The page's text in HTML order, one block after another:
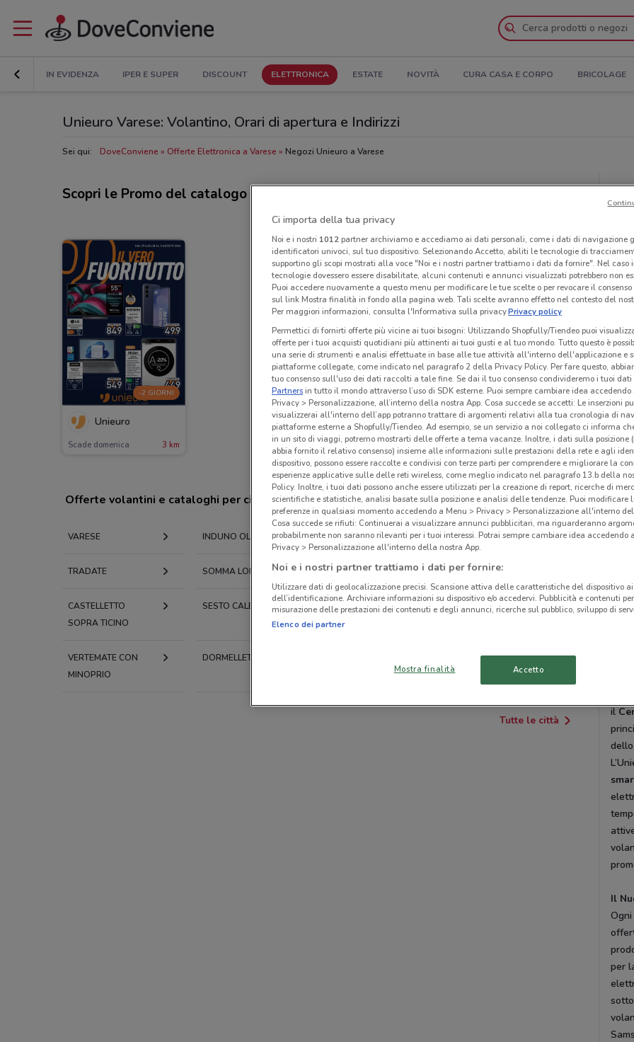
IN EVIDENZA IPER E SUPER DISCOUNT ELETTRONICA ESTATE NOVITÀ CURA CASA E CORPO BRICOLAGE
Unieuro Varese: Volantino, Orari di apertura e Indirizzi
Sei qui: DoveConviene Offerte Elettronica a Varese Negozi Unieuro a Varese
Scopri le Promo del catalogo Unieuro
-2 GIORNI
Unieuro
Scade domenica 3 km
Offerte volantini e cataloghi per città nelle vicinanze
VARESE INDUNO OLONA DAVERIO OLGIATE COMASCO
TRADATE SOMMA LOMBARDO CASSINA RIZZARDI GALLARATE
CASTELLETTO
SOPRA TICINO
SESTO CALENDE OLGIATE OLONA LUINO
VERTEMATE CON
MINOPRIO
DORMELLETTO VARALLO POMBIA
Tutte le città
Gli
sul
nel
il
Il
per
Ci importa della tua privacy
Noi e i nostri 1012partner archiviamo e accediamo ai dati personali, come i dati di navigazione
identificatori univoci, sul tuo dispositivo. Selezionando Accetto, abiliti le tecnologie di
supportino gli scopi mostrati alla voce "Noi e i nostri partner trattiamo i dati da fornire". Nel caso
tecnologie dovessero essere disabilitate, alcuni contenuti e annunci visualizzati potrebbero non
Puoi accedere nuovamente a questo menu per modificare le tue scelte o per revocare il
sul link Mostra finalità in fondo alla pagina web. Tali scelte avranno effetto nel contesto del
Per maggiori informazioni, consulta l'Informativa sulla privacy.Privacy policy
Permettici di fornirti offerte più vicine ai tuoi bisogni: Utilizzando Shopfully/Tiendeo puoi
offerte per i tuoi acquisti quotidiani più attinenti ai tuoi gusti e al tuo mondo. Tutto questo è
una serie di strumenti e analisi effettuate in base alle tue attività all'interno dell'applicazione e
piattaforme collegate, come indicato nel paragrafo 2 della Privacy Policy. Per fare questo,
tuo consenso sull'uso dei dati raccolti a tale fine. Se dai il tuo consenso condivideremo i tuoi dati
Partnersin tutto il mondo attraverso l’uso di SDK esterne. Puoi sempre cambiare idea accedendo
Privacy > Personalizzazione, all’interno della nostra App. Cosa succede se accetti: Le inserzioni
visualizzerai all'interno dell’app potranno trattare di argomenti relativi alla tua cronologia di
piattaforme esterne a Shopfully/Tiendeo. Ad esempio, se un servizio a noi collegato ci informa
in un sito di viaggi, potremo mostrarti delle offerte a tema vacanze. Inoltre, i dati sulla posizione
abbia fornito il relativo consenso) insieme alle informazioni sulle prestazioni della rete e agli
dispositivo, possono essere raccolte e condivisi con terze parti per comprendere e migliorare la
esperienze applicative sulle delle reti wireless, come meglio indicato nel paragrafo 13.b della
Policy. Inoltre, i tuoi dati possono anche essere utilizzati per la creazione di report, ricerche di
scientifiche e statistiche, analisi basate sulla posizione e analisi delle tendenze. Puoi modificare
preferenze in qualsiasi momento accedendo a Menu > Privacy > Personalizzazione all'interno
Cosa succede se rifiuti: Continuerai a visualizzare annunci pubblicitari, ma riguarderanno
probabilmente non saranno rilevanti per i tuoi interessi. Potrai sempre cambiare idea accedendo
Privacy > Personalizzazione all'interno della nostra App.
Noi e i nostri partner trattiamo i dati per fornire:
Utilizzare dati di geolocalizzazione precisi. Scansione attiva delle caratteristiche del dispositivo
dell’identificazione. Archiviare informazioni su dispositivo e/o accedervi. Pubblicità e contenuti
misurazione delle prestazioni dei contenuti e degli annunci, ricerche sul pubblico, sviluppo di
Elenco dei partner
Mostra finalità Accetto